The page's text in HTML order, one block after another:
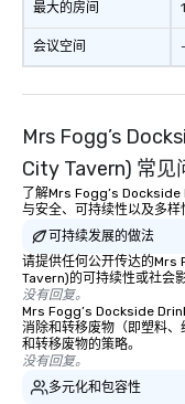
最大的房间
会议空间 -
Mrs Fogg’s
City Tavern) 常见
了解Mrs Fogg’s
与安全、可持续性以及多
可持续发展的做法
请提供任何公开传达的
Tavern)的可持续性或社会
没有回复。
Mrs Fogg’s Dockside
消除和转移废物（即塑料
和转移废物的策略。
没有回复。
多元化和包容性